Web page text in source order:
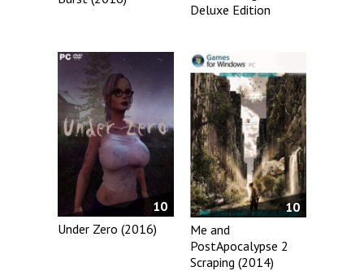
Deluxe Edition
10
Under Zero (2016)
10
Me and
PostApocalypse 2
Scraping (2014)